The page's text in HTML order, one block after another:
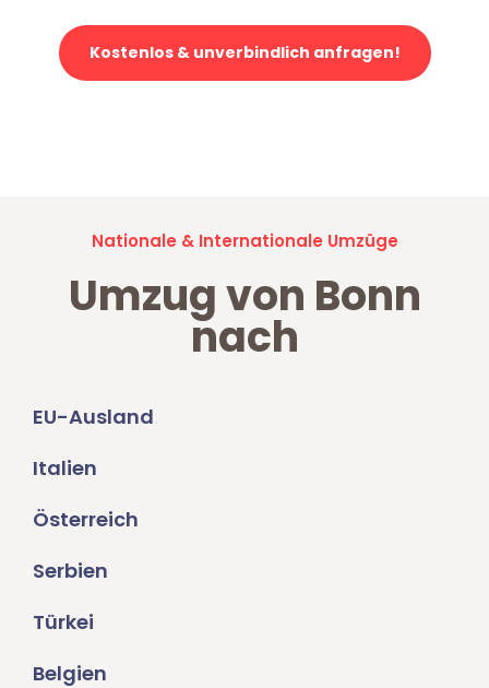
Kostenlos & unverbindlich anfragen!
Nationale & Internationale Umzüge
Umzug von Bonn
nach
EU-Ausland
Italien
Österreich
Serbien
Türkei
Belgien